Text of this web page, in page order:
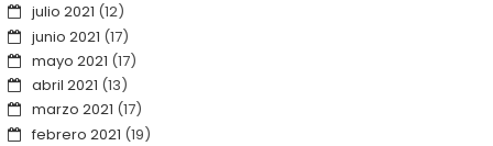
julio 2021 (12)
junio 2021 (17)
mayo 2021 (17)
abril 2021 (13)
marzo 2021 (17)
febrero 2021 (19)